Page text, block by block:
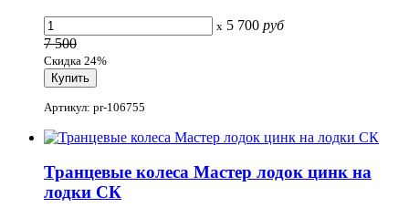
x 5 700 руб
7 500
Скидка 24%
Артикул: pr-106755
Транцевые колеса Мастер лодок цинк на
лодки СК